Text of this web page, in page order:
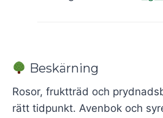
Beskärning
Rosor, fruktträd och
rätt tidpunkt. Avenbok och